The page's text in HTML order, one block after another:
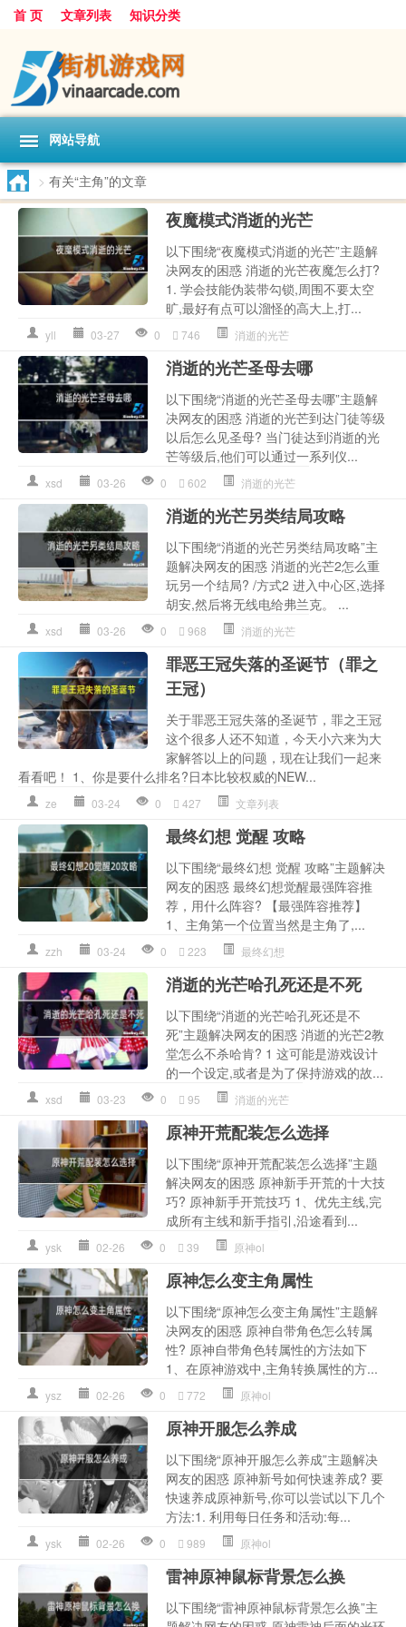
首 页 文章列表 知识分类
网站导航
> 有关“主角”的文章
夜魔模式消逝的光芒
以下围绕“夜魔模式消逝的光芒”主题解
决网友的困惑 消逝的光芒夜魔怎么打?
1. 学会技能伪装带勾锁,周围不要太空
旷,最好有点可以溜怪的高大上,打...
yll 03-27 0 746 消逝的光芒
消逝的光芒圣母去哪
以下围绕“消逝的光芒圣母去哪”主题解
决网友的困惑 消逝的光芒到达门徒等级
以后怎么见圣母? 当门徒达到消逝的光
芒等级后,他们可以通过一系列仪...
xsd 03-26 0 602 消逝的光芒
消逝的光芒另类结局攻略
以下围绕“消逝的光芒另类结局攻略”主
题解决网友的困惑 消逝的光芒2怎么重
玩另一个结局? /方式2 进入中心区,选择
胡安,然后将无线电给弗兰克。 ...
xsd 03-26 0 968 消逝的光芒
罪恶王冠失落的圣诞节（罪之
王冠）
关于罪恶王冠失落的圣诞节，罪之王冠
这个很多人还不知道，今天小六来为大
家解答以上的问题，现在让我们一起来
看看吧！ 1、你是要什么排名?日本比较权威的NEW...
ze 03-24 0 427 文章列表
最终幻想 觉醒 攻略
以下围绕“最终幻想 觉醒 攻略”主题解决
网友的困惑 最终幻想觉醒最强阵容推
荐，用什么阵容? 【最强阵容推荐】
1、主角第一个位置当然是主角了,...
zzh 03-24 0 223 最终幻想
消逝的光芒哈孔死还是不死
以下围绕“消逝的光芒哈孔死还是不
死”主题解决网友的困惑 消逝的光芒2教
堂怎么不杀哈肯? 1 这可能是游戏设计
的一个设定,或者是为了保持游戏的故...
xsd 03-23 0 95 消逝的光芒
原神开荒配装怎么选择
以下围绕“原神开荒配装怎么选择”主题
解决网友的困惑 原神新手开荒的十大技
巧? 原神新手开荒技巧 1、优先主线,完
成所有主线和新手指引,沿途看到...
ysk 02-26 0 39 原神ol
原神怎么变主角属性
以下围绕“原神怎么变主角属性”主题解
决网友的困惑 原神自带角色怎么转属
性? 原神自带角色转属性的方法如下
1、在原神游戏中,主角转换属性的方...
ysz 02-26 0 772 原神ol
原神开服怎么养成
以下围绕“原神开服怎么养成”主题解决
网友的困惑 原神新号如何快速养成? 要
快速养成原神新号,你可以尝试以下几个
方法:1. 利用每日任务和活动:每...
ysk 02-26 0 989 原神ol
雷神原神鼠标背景怎么换
以下围绕“雷神原神鼠标背景怎么换”主